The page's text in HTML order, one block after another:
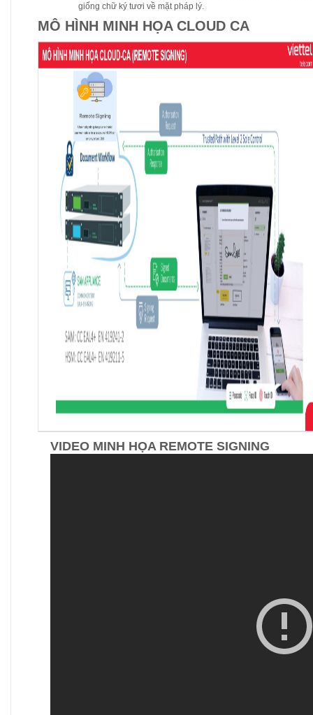
giống chữ ký tươi về mặt pháp lý.
MÔ HÌNH MINH HỌA CLOUD CA
VIDEO MINH HỌA REMOTE SIGNING